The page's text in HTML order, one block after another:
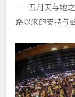
——五月天与她之
路以来的支持与